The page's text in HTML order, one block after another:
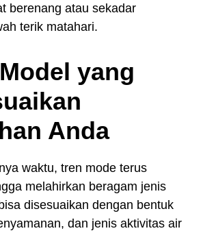
berenang atau sekadar
terik matahari.
yang
Anda
waktu, tren mode terus
melahirkan beragam jenis
disesuaikan dengan bentuk
dan jenis aktivitas air